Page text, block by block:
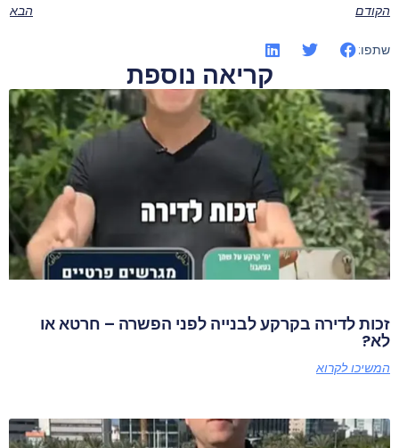
הקודם הבא
שתפו:
קריאה נוספת
זכות לדירה בקרקע לבנייה לפני הפשרה – חרטא או
לא?
המשיכו לקרוא